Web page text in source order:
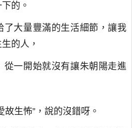
的。
了大量豐滿的生活細節，讓我
的人，
從一開始就沒有讓朱朝陽走進
故生怖”，說的沒錯呀。